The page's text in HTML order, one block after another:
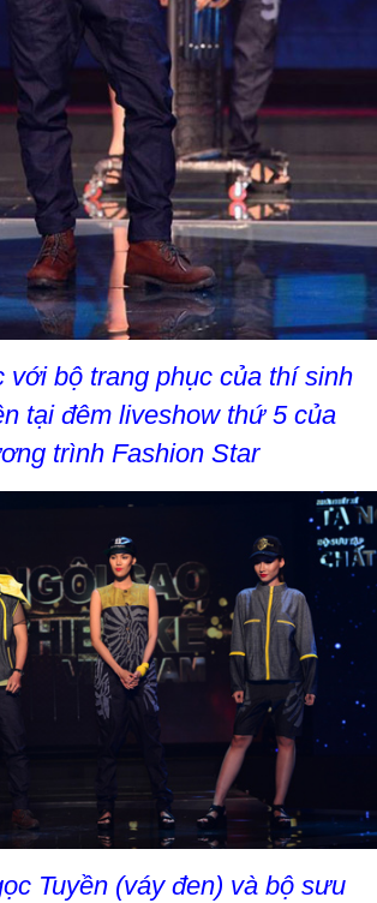
với bộ trang phục của thí sinh
tại đêm liveshow thứ 5 của
trình Fashion Star
Tuyền (váy đen) và bộ sưu